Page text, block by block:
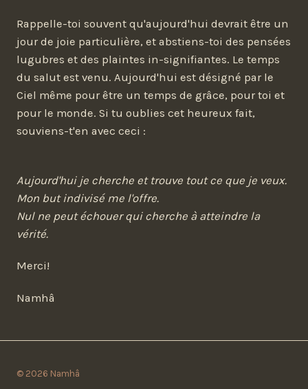
Rappelle-toi souvent qu'aujourd'hui devrait être un
jour de joie particulière, et abstiens-toi des pensées
lugubres et des plaintes in-signifiantes. Le temps
du salut est venu. Aujourd'hui est désigné par le
Ciel même pour être un temps de grâce, pour toi et
pour le monde. Si tu oublies cet heureux fait,
souviens-t'en avec ceci :
Aujourd'hui je cherche et trouve tout ce que je veux.
Mon but indivisé me l'offre.
Nul ne peut échouer qui cherche à atteindre la
vérité.
Merci!
Namhâ
© 2026 Namhâ